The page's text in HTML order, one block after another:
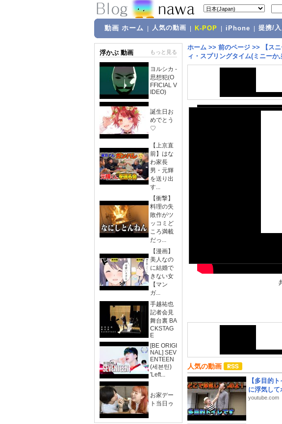
動画 ホーム 人気の動画 K-POP iPhone 提携/
浮かぶ 動画 もっと見る
ヨルシカ -
思想犯(O
FFICIAL V
IDEO)
誕生日お
めでとう
♡
【上京直
前】はな
わ家長
男・元輝
を送り出
す...
【衝撃】
料理の失
敗作がツ
ッコミど
ころ満載
だっ...
【漫画】
美人なの
に結婚で
きない女
【マン
ガ...
手越祐也
記者会見
舞台裏 BA
CKSTAG
E
[BE ORIGI
NAL] SEV
ENTEEN
(세븐틴)
'Left...
お家デー
ト当日ゥ
ホーム >> 前のページ >>
【ス
ィ・スプリングタイム(ミニーか
人気の動画
【多目的
に浮気し
youtube.com